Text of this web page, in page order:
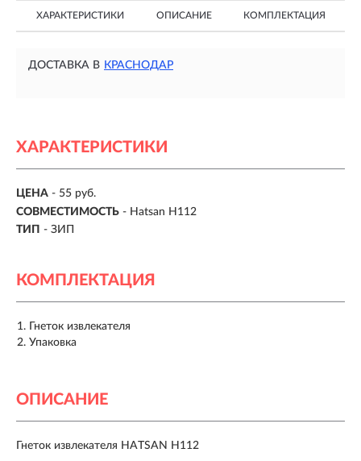
ХАРАКТЕРИСТИКИ ОПИСАНИЕ КОМПЛЕКТАЦИЯ
ДОСТАВКА В КРАСНОДАР
ХАРАКТЕРИСТИКИ
ЦЕНА - 55 руб.
СОВМЕСТИМОСТЬ - Hatsan H112
ТИП - ЗИП
КОМПЛЕКТАЦИЯ
Гнеток извлекателя
Упаковка
ОПИСАНИЕ
Гнеток извлекателя HATSAN H112